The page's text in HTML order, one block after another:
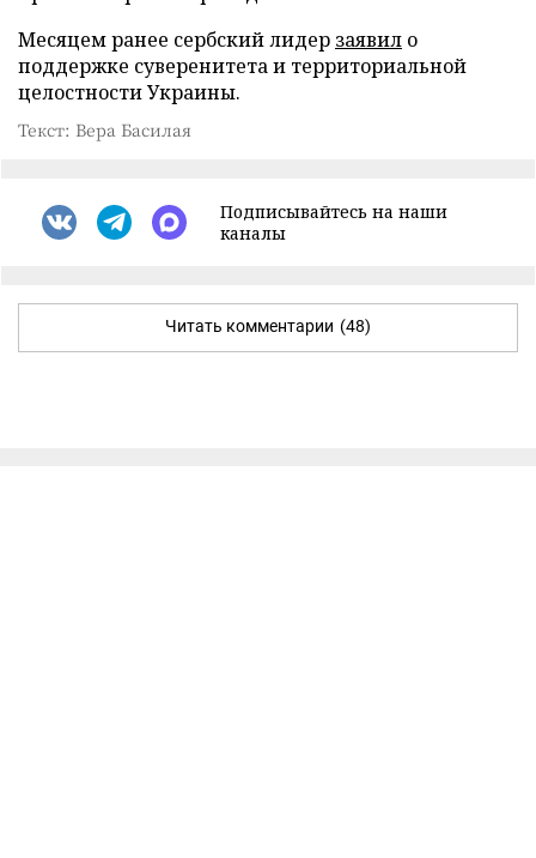
Месяцем ранее сербский лидер заявил о
поддержке суверенитета и территориальной
целостности Украины.
Текст: Вера Басилая
Подписывайтесь на наши
каналы
Читать комментарии (48)